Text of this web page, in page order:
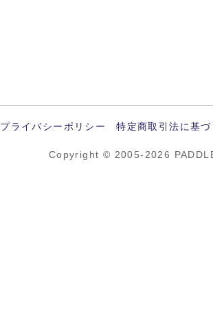
プライバシーポリシー 特定商取引法に基
Copyright © 2005-2026